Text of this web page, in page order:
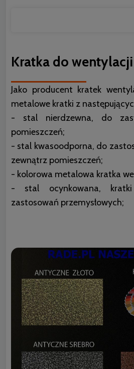
Kratka do
Jako producent kratek
metalowe kratki z
- stal nierdzewna, do
pomieszczeń;
- stal kwasoodporna, do
zewnątrz pomieszczeń;
- kolorowa metalowa kratka
- stal ocynkowana,
zastosowań przemysłowych;